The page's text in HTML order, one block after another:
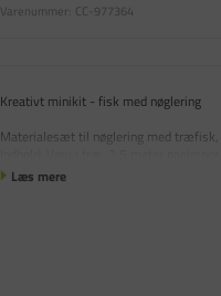
Varenummer: CC-977364
Kreativt minikit - fisk med nøglering
Materialesæt til nøglering med træfisk,
Læs mere